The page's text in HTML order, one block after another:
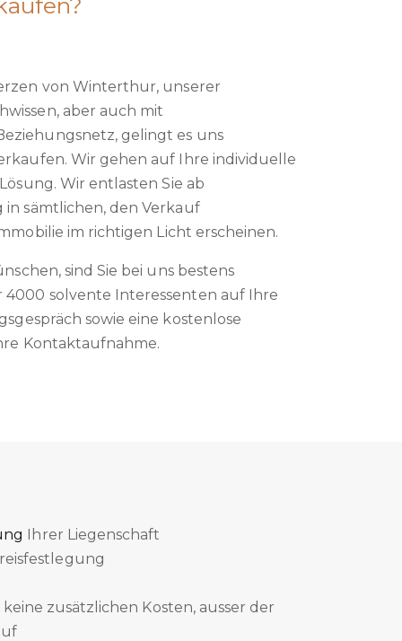
von Winterthur, unserer
aber auch mit
gelingt es uns
Wir gehen auf Ihre individuelle
Wir entlasten Sie ab
sämtlichen, den Verkauf
im richtigen Licht erscheinen.
sind Sie bei uns bestens
solvente Interessenten auf Ihre
sowie eine kostenlose
Kontaktaufnahme.
Ihrer Liegenschaft
zusätzlichen Kosten, ausser der